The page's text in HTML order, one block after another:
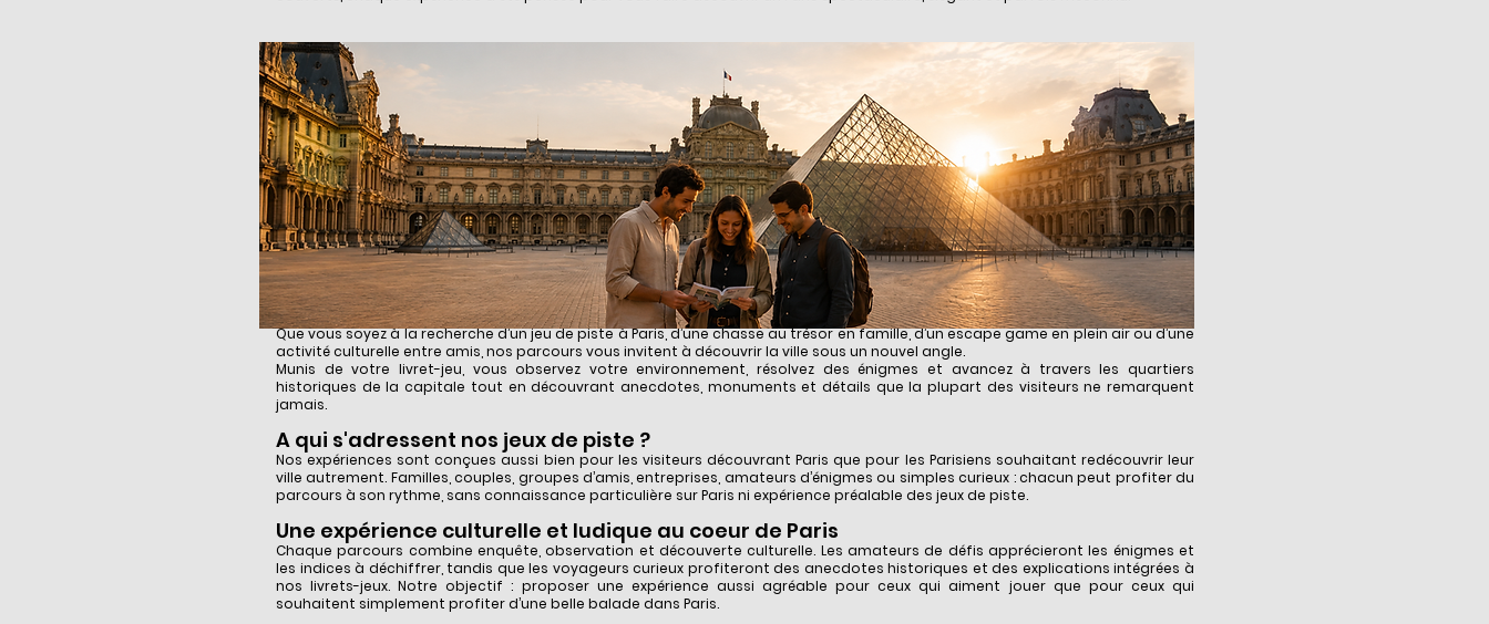
Une activité originale pour visiterParis autrement
Que vous soyez à la recherche d’un jeu de piste à Paris, d’une chasse au trésor en famille, d’un escape game en plein air ou d’une
activité culturelle entre amis, nos parcours vous invitent à découvrir la ville sous un nouvel angle.
Munis de votre livret-jeu, vous observez votre environnement, résolvez des énigmes et avancez à travers les quartiers
historiques de la capitale tout en découvrant anecdotes, monuments et détails que la plupart des visiteurs ne remarquent
jamais.
A qui s'adressent nos jeux de piste ?
Nos expériences sont conçues aussi bien pour les visiteurs découvrant Paris que pour les Parisiens souhaitant redécouvrir leur
ville autrement. Familles, couples, groupes d’amis, entreprises, amateurs d’énigmes ou simples curieux : chacun peut profiter du
parcours à son rythme, sans connaissance particulière sur Paris ni expérience préalable des jeux de piste.
Une expérience culturelle et ludique au coeur de Paris
Chaque parcours combine enquête, observation et découverte culturelle. Les amateurs de défis apprécieront les énigmes et
les indices à déchiffrer, tandis que les voyageurs curieux profiteront des anecdotes historiques et des explications intégrées à
nos livrets-jeux. Notre objectif : proposer une expérience aussi agréable pour ceux qui aiment jouer que pour ceux qui
souhaitent simplement profiter d’une belle balade dans Paris.